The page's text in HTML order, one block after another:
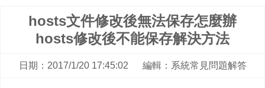
hosts文件修改後無法保存怎麼辦
hosts修改後不能保存解決方法
日期：2017/1/20 17:45:02 編輯：系統常見問題解答